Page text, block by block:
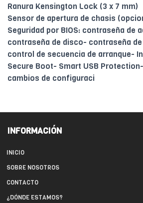
Ranura Kensington Lock (3 x 7 mm)
Sensor de apertura de chasis
Seguridad por BIOS: contraseña de
contraseña de disco- contraseña
control de secuencia de arranque-
Secure Boot- Smart USB
cambios de configuraci
INFORMACIÓN
INICIO
SOBRE NOSOTROS
CONTACTO
¿DÓNDE ESTAMOS?